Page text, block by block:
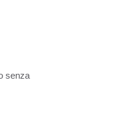
senza